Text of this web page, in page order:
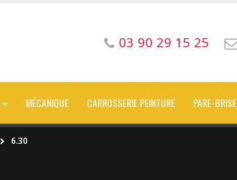
03 90 29 15 25
MÉCANIQUE CARROSSERIE PEINTURE PARE-BRISE
6.30